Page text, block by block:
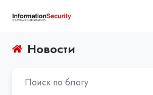
Новости